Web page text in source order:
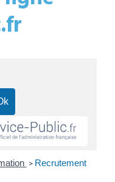
> Recrutement